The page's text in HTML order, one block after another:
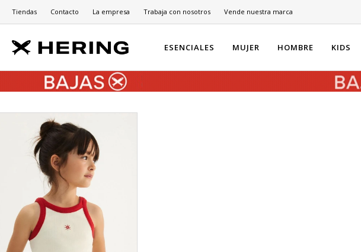
ESENCIALES MUJER HOMBRE KIDS
Tiendas Contacto La empresa Trabaja con nosotros Vende nuestra marca